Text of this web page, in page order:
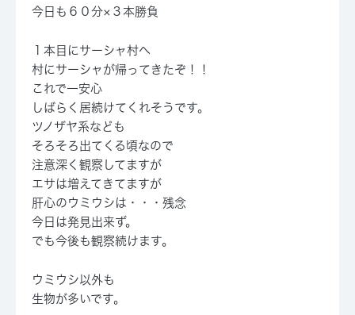
今日も６０分×３本勝負
１本目にサーシャ村へ
村にサーシャが帰ってきたぞ！！
これで一安心
しばらく居続けてくれそうです。
ツノザヤ系なども
そろそろ出てくる頃なので
注意深く観察してますが
エサは増えてきてますが
肝心のウミウシは・・・残念
今日は発見出来ず。
でも今後も観察続けます。
ウミウシ以外も
生物が多いです。